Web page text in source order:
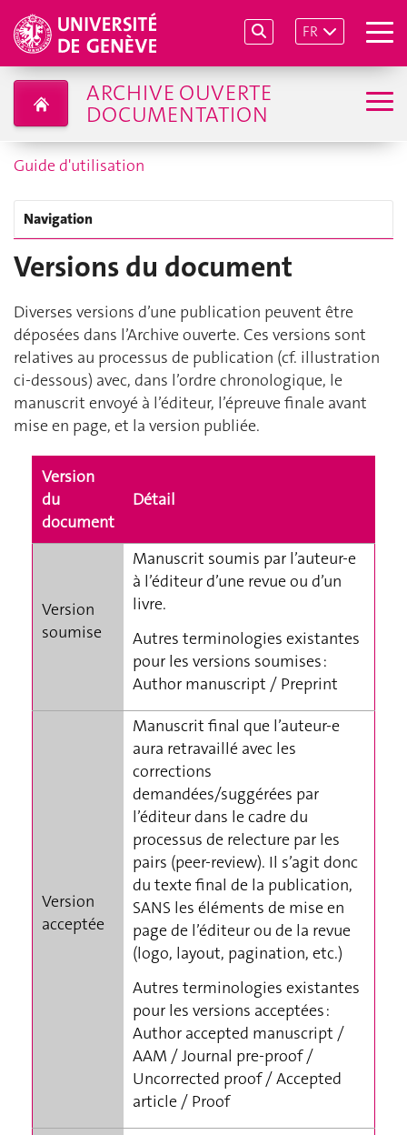
FR
ARCHIVE OUVERTE
DOCUMENTATION
Guide d'utilisation
Navigation
Versions du document
Diverses versions d’une publication peuvent être
déposées dans l’Archive ouverte. Ces versions sont
relatives au processus de publication (cf. illustration
ci-dessous) avec, dans l’ordre chronologique, le
manuscrit envoyé à l’éditeur, l’épreuve finale avant
mise en page, et la version publiée.
Version
du
document
Détail
Version
soumise
Manuscrit soumis par l’auteur-e
à l’éditeur d’une revue ou d’un
livre.
Autres terminologies existantes
pour les versions soumises :
Author manuscript / Preprint
Version
acceptée
Manuscrit final que l’auteur-e
aura retravaillé avec les
corrections
demandées/suggérées par
l’éditeur dans le cadre du
processus de relecture par les
pairs (peer-review). Il s’agit donc
du texte final de la publication,
SANS les éléments de mise en
page de l’éditeur ou de la revue
(logo, layout, pagination, etc.)
Autres terminologies existantes
pour les versions acceptées :
Author accepted manuscript /
AAM / Journal pre-proof /
Uncorrected proof / Accepted
article / Proof